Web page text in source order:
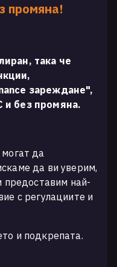
промяна!
така че
зареждане",
и без промяна.
да
да ви уверим,
предоставим най-
с регулациите и
и подкрепата.